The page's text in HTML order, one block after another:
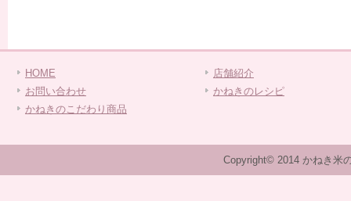
HOME
お問い合わせ
かねきのこだわり商品
店舗紹介
かねきのレシピ
Copyright© 2014 かねき米